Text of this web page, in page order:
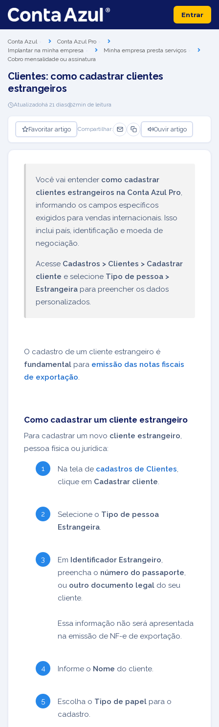
Entrar
Conta Azul
Conta Azul Pro
Implantar na minha empresa
Minha empresa presta serviços
Cobro mensalidade ou assinatura
Clientes: como cadastrar clientes
estrangeiros
Atualizadohá 21 dias 2min de leitura
Favoritar artigo Compartilhar: Ouvir artigo
Você vai entender como cadastrar
clientes estrangeiros na Conta Azul Pro,
informando os campos específicos
exigidos para vendas internacionais. Isso
inclui país, identificação e moeda de
negociação.
Acesse Cadastros > Clientes > Cadastrar
cliente e selecione Tipo de pessoa >
Estrangeira para preencher os dados
personalizados.
O cadastro de um cliente estrangeiro é
fundamental para emissão das notas fiscais
de exportação
Como cadastrar um cliente estrangeiro
Para cadastrar um novo cliente estrangeiro
pessoa física ou jurídica:
Na tela de cadastros de Clientes
clique em Cadastrar cliente
Selecione o Tipo de pessoa
Estrangeira
Em Identificador Estrangeiro
preencha o número do passaporte
ou outro documento legal do seu
cliente.
Essa informação não será apresentada
na emissão de NF-e de exportação.
Informe o Nome do cliente.
Escolha o Tipo de papel para o
cadastro.